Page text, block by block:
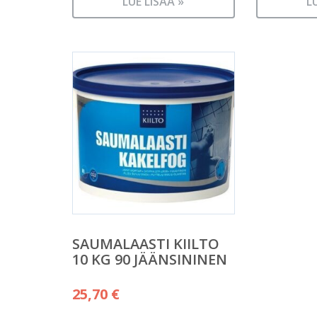
SAUMALAASTI KIILTO
10 KG 90 JÄÄNSININEN
25,70 €